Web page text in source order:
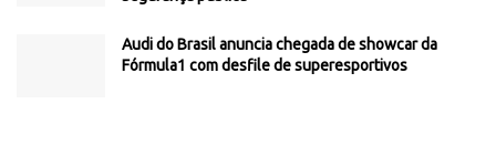
Audi do Brasil anuncia chegada de showcar da
Fórmula1 com desfile de superesportivos